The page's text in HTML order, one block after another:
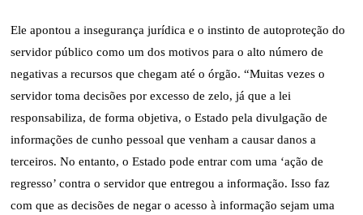
Ele apontou a insegurança jurídica e o instinto de autoproteção do
servidor público como um dos motivos para o alto número de
negativas a recursos que chegam até o órgão. “Muitas vezes o
servidor toma decisões por excesso de zelo, já que a lei
responsabiliza, de forma objetiva, o Estado pela divulgação de
informações de cunho pessoal que venham a causar danos a
terceiros. No entanto, o Estado pode entrar com uma ‘ação de
regresso’ contra o servidor que entregou a informação. Isso faz
com que as decisões de negar o acesso à informação sejam uma